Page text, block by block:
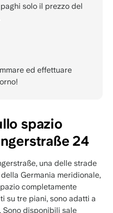
solo il prezzo del
ed effettuare
spazio
24
una delle strade
Germania meridionale,
completamente
su tre piani, sono adatti a
Sono disponibili sale